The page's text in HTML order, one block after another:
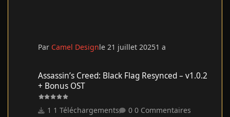
Par Camel Designle 21 juillet 20251 a
Assassin’s Creed: Black Flag Resynced – v1.0.2
+ Bonus OST
1 Téléchargements 0 Commentaires